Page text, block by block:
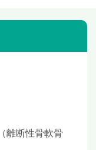
離断性骨軟骨